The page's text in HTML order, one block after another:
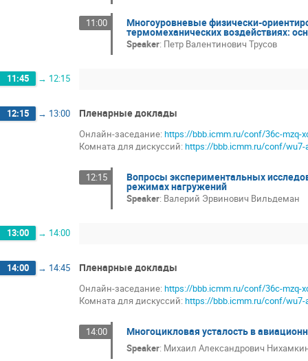
11:00 Многоуровневые физически-
термомеханических воздействиях:
Speaker: Петр Валентинович Трусов
11:45 → 12:15
12:15 → 13:00 Пленарные доклады
Онлайн-заседание: https://bbb.icmm.ru/conf/36c-mzq-
Комната для дискуссий: https://bbb.icmm.ru/conf/wu7-
12:15 Вопросы экспериментальных
режимах нагружений
Speaker: Валерий Эрвинович Вильдеман
13:00 → 14:00
14:00 → 14:45 Пленарные доклады
Онлайн-заседание: https://bbb.icmm.ru/conf/36c-mzq-
Комната для дискуссий: https://bbb.icmm.ru/conf/wu7-
14:00 Многоцикловая усталость в
Speaker: Михаил Александрович